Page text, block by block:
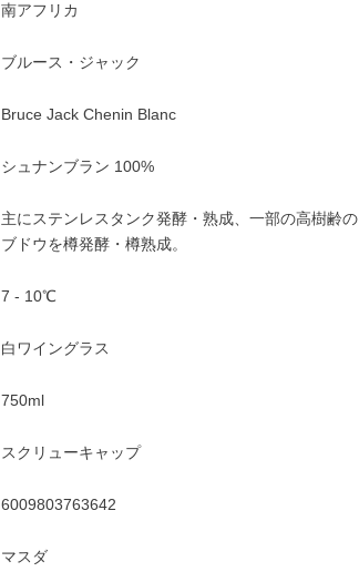
南アフリカ
ブルース・ジャック
Bruce Jack Chenin Blanc
シュナンブラン 100%
主にステンレスタンク発酵・熟成、一部の高樹齢の
ブドウを樽発酵・樽熟成。
7 - 10℃
白ワイングラス
750ml
スクリューキャップ
6009803763642
マスダ